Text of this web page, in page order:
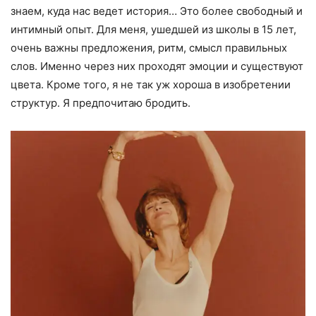
знаем, куда нас ведет история… Это более свободный и
интимный опыт. Для меня, ушедшей из школы в 15 лет,
очень важны предложения, ритм, смысл правильных
слов. Именно через них проходят эмоции и существуют
цвета. Кроме того, я не так уж хороша в изобретении
структур. Я предпочитаю бродить.